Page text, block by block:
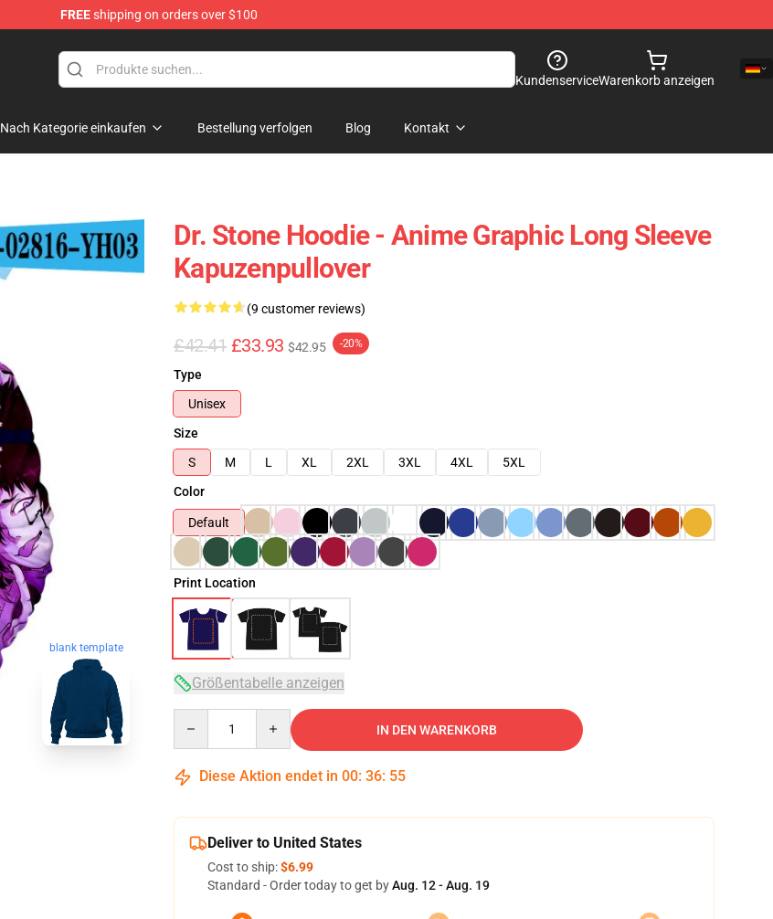
FREEshipping on orders over $100
KundenserviceWarenkorb anzeigen
Nach Kategorie einkaufen Bestellung verfolgen Blog Kontakt
blank template
Dr. Stone Hoodie - Anime Graphic Long Sleeve
Kapuzenpullover
(9 customer reviews)
£42.41 £33.93 $42.95 -20%
Type
Unisex
Size
S
M L XL 2XL 3XL 4XL
5XL
Color
Default
Print Location
Größentabelle anzeigen
IN DEN WARENKORB
Diese Aktion endet in 00: 36: 54
Deliver to United States
Cost to ship:$6.99
Standard - Order today to get byAug. 12 - Aug. 19